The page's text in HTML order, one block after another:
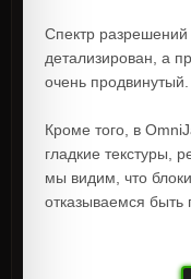
Спектр разрешений
детализирован, а
очень продвинутый.
Кроме того, в
гладкие текстуры,
мы видим, что
отказываемся быть